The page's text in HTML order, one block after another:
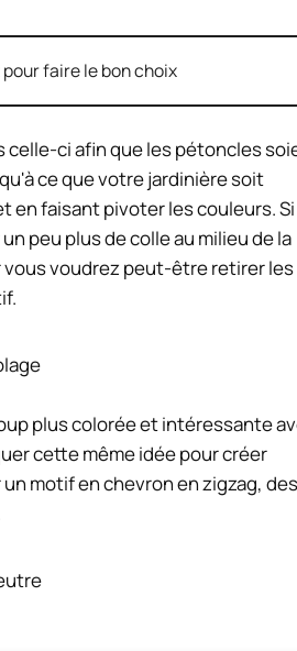
faire le bon choix
ci afin que les pétoncles
ce que votre jardinière soit
en faisant pivoter les couleurs.
peu plus de colle au milieu de la
vous voudrez peut-être retirer les
plus colorée et intéressante
cette même idée pour créer
motif en chevron en zigzag, des